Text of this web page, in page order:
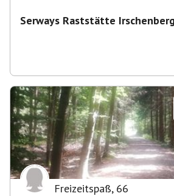
Serways Raststätte
Freizeitspaß, 66